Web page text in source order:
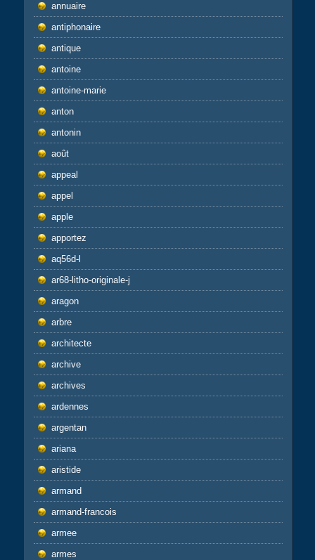
annuaire
antiphonaire
antique
antoine
antoine-marie
anton
antonin
août
appeal
appel
apple
apportez
aq56d-l
ar68-litho-originale-j
aragon
arbre
architecte
archive
archives
ardennes
argentan
ariana
aristide
armand
armand-francois
armee
armes